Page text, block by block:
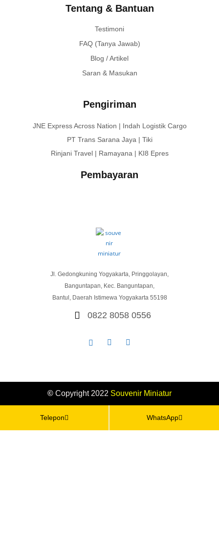
Tentang & Bantuan
Testimoni
FAQ (Tanya Jawab)
Blog / Artikel
Saran & Masukan
Pengiriman
JNE Express Across Nation | Indah Logistik Cargo
PT Trans Sarana Jaya | Tiki
Rinjani Travel | Ramayana | KI8 Epres
Pembayaran
Jl. Gedongkuning Yogyakarta, Pringgolayan,
Banguntapan, Kec. Banguntapan,
Bantul, Daerah Istimewa Yogyakarta 55198
0822 8058 0556
© Copyright 2022 Souvenir Miniatur
Telepon WhatsApp